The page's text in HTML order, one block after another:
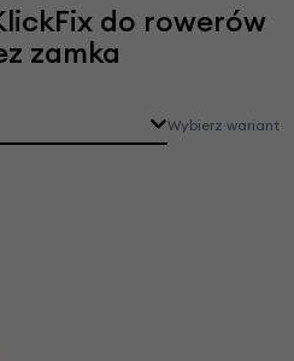
do rowerów
zamka
Wybierz wariant